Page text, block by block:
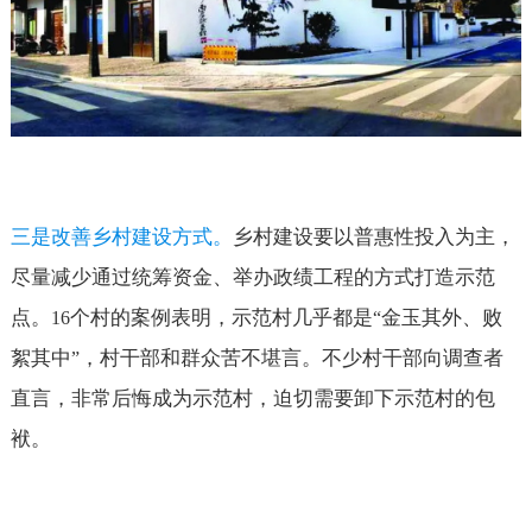
三是改善乡村建设方式。
乡村建设要以普惠性投入为主，
尽量减少通过统筹资金、举办政绩工程的方式打造示范
点。
16个村的案例表明，示范村几乎都是“金玉其外、败
絮其中”，村干部和群众苦不堪言。不少村干部向调查者
直言，非常后悔成为示范村，迫切需要卸下示范村的包
袱。